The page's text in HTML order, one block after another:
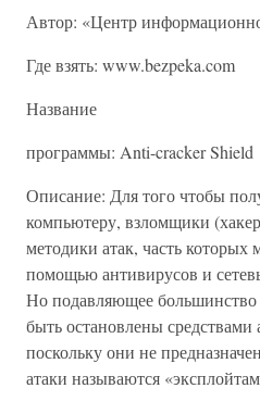
Автор: «Центр
Где взять: www.bezpeka.com
Название
программы: Anti-cracker Shield
Описание: Для того чтобы
компьютеру, взломщики
методики атак, часть которых
помощью антивирусов и
Но подавляющее
быть остановлены
поскольку они не
атаки называются